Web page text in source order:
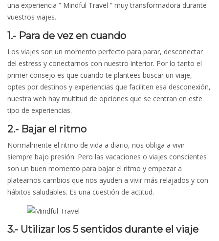
una experiencia ” Mindful Travel ” muy transformadora durante
vuestros viajes.
1.- Para de vez en cuando
Los viajes son un momento perfecto para parar, desconectar
del estress y conectarnos con nuestro interior. Por lo tanto el
primer consejo es que cuando te plantees buscar un viaje,
optes por destinos y experiencias que faciliten esa desconexión,
nuestra web hay multitud de opciones que se centran en este
tipo de experiencias.
2.- Bajar el ritmo
Normalmente el ritmo de vida a diario, nos obliga a vivir
siempre bajo presión. Pero las vacaciones o viajes conscientes
son un buen momento para bajar el ritmo y empezar a
platearnos cambios que nos ayuden a vivir más relajados y con
hábitos saludables. Es una cuestión de actitud.
3.- Utilizar los 5 sentidos durante el viaje